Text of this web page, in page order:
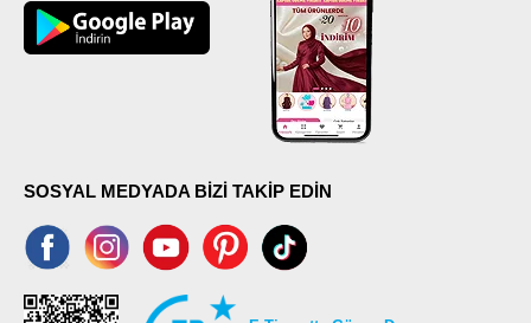
SOSYAL MEDYADA BİZİ TAKİP EDİN